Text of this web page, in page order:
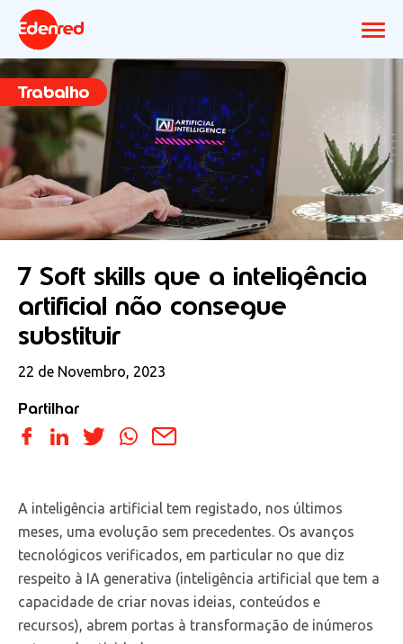
Trabalho
7 Soft skills que a inteligência
artificial não consegue
substituir
22 de Novembro, 2023
Partilhar
A inteligência artificial tem registado, nos últimos
meses, uma evolução sem precedentes. Os avanços
tecnológicos verificados, em particular no que diz
respeito à IA generativa (inteligência artificial que tem a
capacidade de criar novas ideias, conteúdos e
recursos), abrem portas à transformação de inúmeros